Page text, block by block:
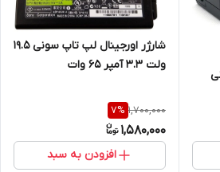
شارژر اورجینال لپ تاپ سونی 19.5
ولت 3.3 آمپر 65 وات
1,700,000
7%
1,580,000
افزودن به سبد